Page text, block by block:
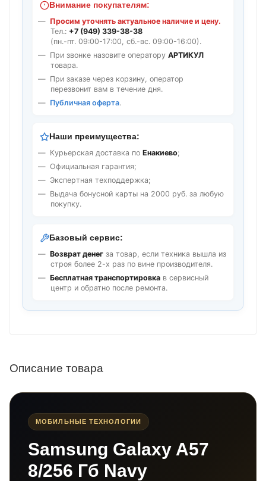
Внимание покупателям:
Просим уточнять актуальное наличие и цену.
Тел.: +7 (949) 339-38-38
(пн.-пт. 09:00-17:00, сб.-вс. 09:00-16:00).
При звонке назовите оператору АРТИКУЛ
товара.
При заказе через корзину, оператор
перезвонит вам в течение дня.
Публичная оферта.
Наши преимущества:
Курьерская доставка по Енакиево;
Официальная гарантия;
Экспертная техподдержка;
Выдача бонусной карты на 2000 руб. за любую
покупку.
Базовый сервис:
Возврат денег за товар, если техника вышла из
строя более 2-х раз по вине производителя.
Бесплатная транспортировка в сервисный
центр и обратно после ремонта.
Описание товара
МОБИЛЬНЫЕ ТЕХНОЛОГИИ
Samsung Galaxy A57
8/256 Гб Navy